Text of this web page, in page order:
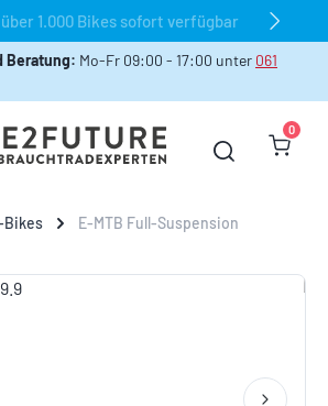
1.000 Bikes sofort verfügbar
Beratung: Mo-Fr 09:00 - 17:00 unter 061
0
Bikes E-MTB Full-Suspension